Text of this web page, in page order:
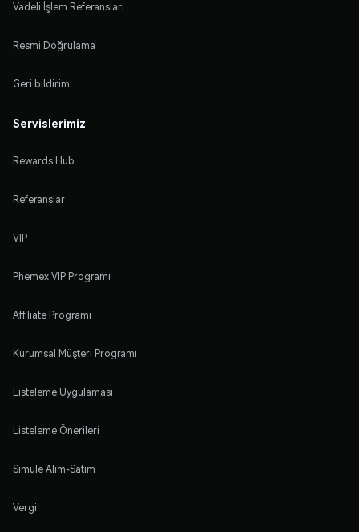
Vadeli İşlem Referansları
Resmi Doğrulama
Geri bildirim
Servislerimiz
Rewards Hub
Referanslar
VIP
Phemex VIP Programı
Affiliate Programı
Kurumsal Müşteri Programı
Listeleme Uygulaması
Listeleme Önerileri
Simüle Alım-Satım
Vergi